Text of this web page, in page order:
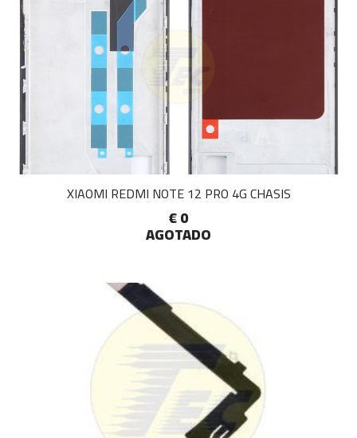
XIAOMI REDMI NOTE 12 PRO 4G CHASIS
€ 0
AGOTADO